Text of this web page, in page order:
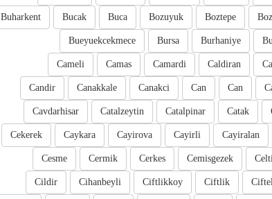
Boztepe
Bozuyuk
Buca
Bucak
Buharkent
Burhaniye
Bursa
Bueyuekcekmece
Caldiran
Camardi
Camas
Cameli
Can
Can
Canakci
Canakkale
Candir
Catak
Catalpinar
Catalzeytin
Cavdarhisar
Cayiralan
Cayirli
Cayirova
Caykara
Cekerek
Cemisgezek
Cerkes
Cermik
Cesme
Ciftlik
Ciftlikkoy
Cihanbeyli
Cildir